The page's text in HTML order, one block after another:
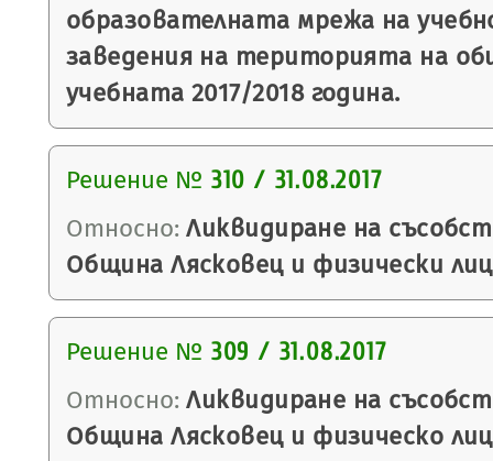
образователната мрежа на
заведения на територията на
учебната 2017/2018 година.
Решение № 310 / 31.08.2017
Относно: Ликвидиране на
Община Лясковец и физически
Решение № 309 / 31.08.2017
Относно: Ликвидиране на
Община Лясковец и физическо